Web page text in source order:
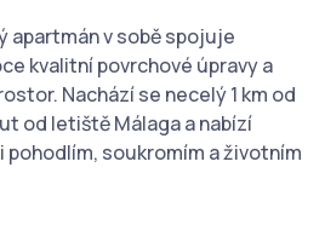
apartmán v sobě spojuje
kvalitní povrchové úpravy a
Nachází se necelý 1 km od
od letiště Málaga a nabízí
pohodlím, soukromím a životním